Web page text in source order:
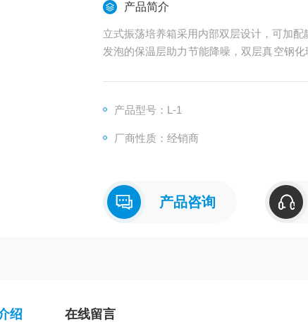
产品简介
立式振荡培养箱采用内部双层设计，可加
发泡的保温层助力节能降噪，双层真空钢
产品型号：L-1
厂商性质：经销商
产品咨询
绍 在线留言